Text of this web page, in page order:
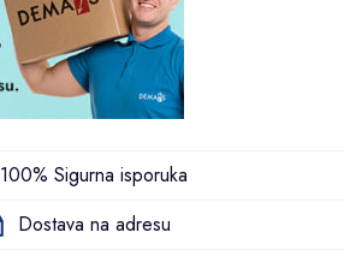
100% Sigurna isporuka
Dostava na adresu